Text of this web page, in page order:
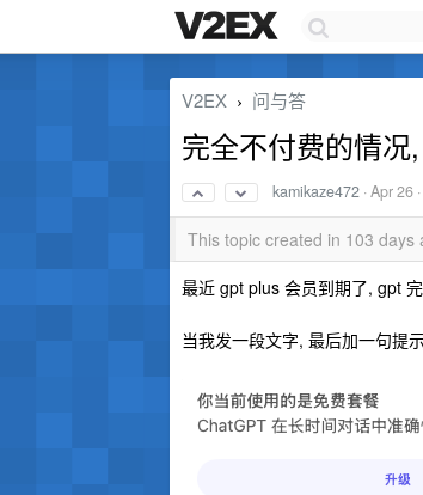
V2EX › 问与答
完全不付费的情
kamikaze472 ·Apr 26
This topic created in 103
最近 gpt plus 会员到期了, gpt
当我发一段文字, 最后加一句提